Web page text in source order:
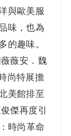
與歐美服
味，也為
的趣味。
薇安．魏
尚特展擔
美館排至
傑再度引
時尚革命